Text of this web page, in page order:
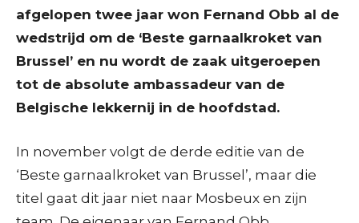
afgelopen twee jaar won Fernand Obb al de
wedstrijd om de ‘Beste garnaalkroket van
Brussel’ en nu wordt de zaak uitgeroepen
tot de absolute ambassadeur van de
Belgische lekkernij in de hoofdstad.
In november volgt de derde editie van de
‘Beste garnaalkroket van Brussel’, maar die
titel gaat dit jaar niet naar Mosbeux en zijn